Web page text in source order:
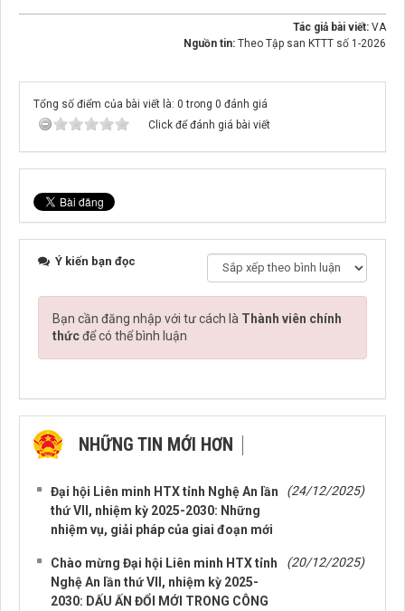
Tác giả bài viết: VA
Nguồn tin: Theo Tập san KTTT số 1-2026
Tổng số điểm của bài viết là: 0 trong 0 đánh giá
Click để đánh giá bài viết
Ý kiến bạn đọc
Bạn cần đăng nhập với tư cách là Thành viên chính
thứcđể có thể bình luận
NHỮNG TIN MỚI HƠN
Đại hội Liên minh HTX tỉnh Nghệ An lần
thứ VII, nhiệm kỳ 2025-2030: Những
nhiệm vụ, giải pháp của giai đoạn mới
(24/12/2025)
Chào mừng Đại hội Liên minh HTX tỉnh
Nghệ An lần thứ VII, nhiệm kỳ 2025-
2030: DẤU ẤN ĐỔI MỚI TRONG CÔNG
(20/12/2025)